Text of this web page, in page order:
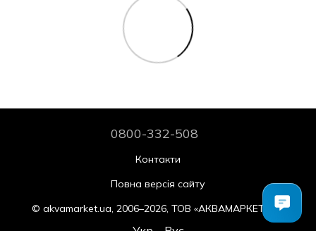
0800-332-508
Контакти
Повна версія сайту
© akvamarket.ua, 2006–2026, ТОВ «АКВАМАРКЕТ.УА»